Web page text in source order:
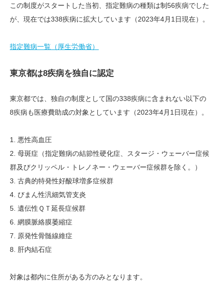
この制度がスタートした当初、指定難病の種類は制56疾病でした
が、現在では338疾病に拡大しています（2023年4月1日現在）。
指定難病一覧（厚生労働省）
東京都は8疾病を独自に認定
東京都では、独自の制度として国の338疾病に含まれない以下の
8疾病も医療費助成の対象としています（2023年4月1日現在）。
1. 悪性高血圧
2. 母斑症（指定難病の結節性硬化症、スタージ・ウェーバー症候
群及びクリッペル・トレノネー・ウェーバー症候群を除く。）
3. 古典的特発性好酸球増多症候群
4. びまん性汎細気管支炎
5. 遺伝性ＱＴ延長症候群
6. 網膜脈絡膜萎縮症
7. 原発性骨髄線維症
8. 肝内結石症
対象は都内に住所がある方のみとなります。